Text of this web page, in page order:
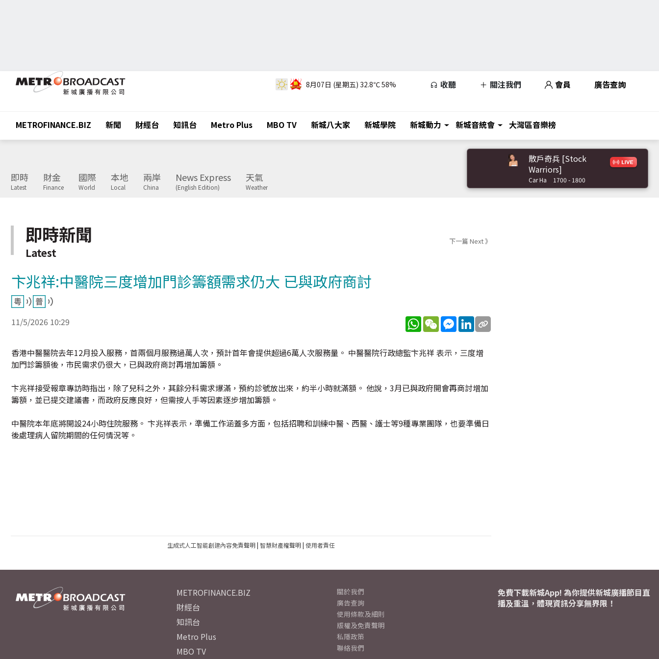
8月07日 (星期五) 32.8℃58% 收聽 關注我們 會員 廣告查詢
METROFINANCE.BIZ 新聞 財經台 知訊台 Metro Plus MBO TV 新城八大家 新城學院 新城動力 新城音統會 大灣區音樂榜
即時
Latest
財金
Finance
國際
World
本地
Local
兩岸
China
News Express
(English Edition)
天氣
Weather
散戶奇兵 [Stock
Warriors]
Car Ha 1700 - 1800
即時新聞
Latest
下一篇 Next 》
卞兆祥:中醫院三度增加門診籌額需求仍大 已與政府商討
11/5/2026 10:29 WhatsApp
WeChatMessenger
LinkedIn
香港中醫醫院去年12月投入服務，首兩個月服務過萬人次，預計首年會提供超過6萬人次服務量。 中醫醫院行政總監卞兆祥 表示，三度增
加門診籌額後，市民需求仍很大，已與政府商討再增加籌額。
卞兆祥接受報章專訪時指出，除了兒科之外，其餘分科需求爆滿，預約診號放出來，約半小時就滿額。 他說，3月已與政府開會再商討增加
籌額，並已提交建議書，而政府反應良好，但需按人手等因素逐步增加籌額。
中醫院本年底將開設24小時住院服務。 卞兆祥表示，準備工作涵蓋多方面，包括招聘和訓練中醫、西醫、護士等9種專業團隊，也要準備日
後處理病人留院期間的任何情況等。
生成式人工智能創建內容免責聲明| 智慧財產權聲明| 使用者責任
METROFINANCE.BIZ
財經台
知訊台
Metro Plus
MBO TV
關於我們
廣告查詢
使用條款及細則
版權及免責聲明
私隱政策
聯絡我們
免費下載新城App! 為你提供新城廣播節目直
播及重溫，體現資訊分享無界限！